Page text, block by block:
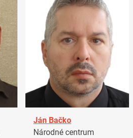
Ján Bačko
Národné centrum